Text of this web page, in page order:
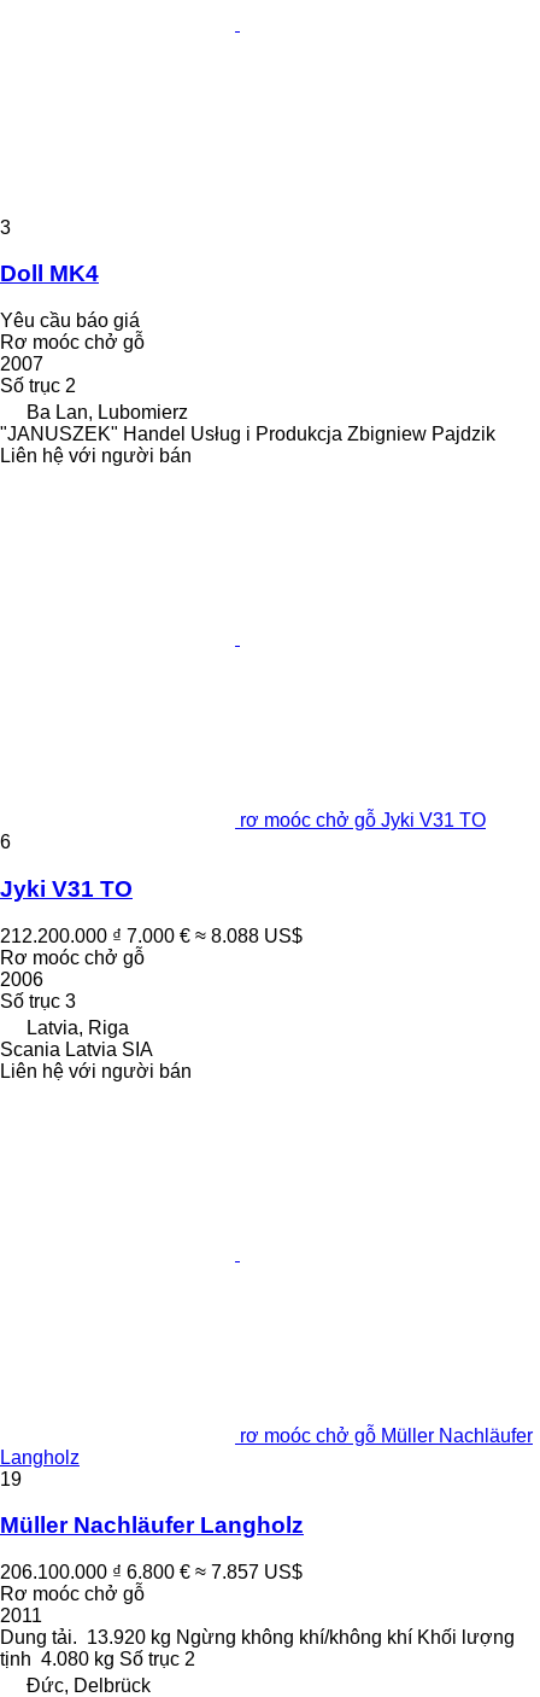
3
Doll MK4
Yêu cầu báo giá
Rơ moóc chở gỗ
2007
Số trục 2
Ba Lan, Lubomierz
"JANUSZEK" Handel Usług i Produkcja Zbigniew Pajdzik
Liên hệ với người bán
rơ moóc chở gỗ Jyki V31 TO
6
Jyki V31 TO
212.200.000 ₫ 7.000 € ≈ 8.088 US$
Rơ moóc chở gỗ
2006
Số trục 3
Latvia, Riga
Scania Latvia SIA
Liên hệ với người bán
rơ moóc chở gỗ Müller Nachläufer
Langholz
19
Müller Nachläufer Langholz
206.100.000 ₫ 6.800 € ≈ 7.857 US$
Rơ moóc chở gỗ
2011
Dung tải. 13.920 kg Ngừng không khí/không khí Khối lượng
tịnh 4.080 kg Số trục 2
Đức, Delbrück